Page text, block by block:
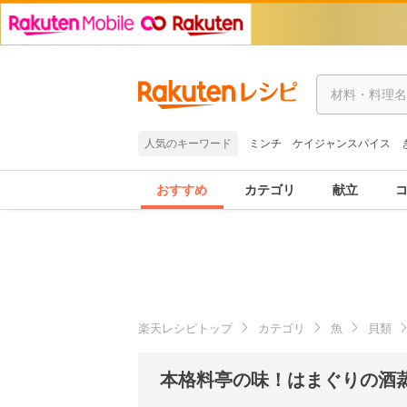
人気のキーワード ミンチ ケイジャンスパイス
おすすめ カテゴリ 献立
楽天レシピトップ カテゴリ 魚 貝類
本格料亭の味！はまぐりの酒